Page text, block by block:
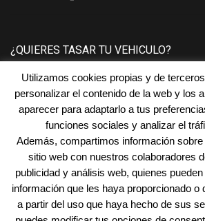
¿QUIERES TASAR TU VEHICULO?
Póngase en contacto con nosotros y le
vehículo sin ningún compromiso.
¿NECESITAS FINANCIACIÓN?
En Automóviles San Juan
que mejor se adapta a tus necesidades.
Utilizamos cookies propias y de
personalizar el contenido de la web y los
aparecer para adaptarlo a tus
funciones sociales y analizar el
Además, compartimos información
sitio web con nuestros colaboradores
publicidad y análisis web, quienes
información que les haya proporcionado o
a partir del uso que haya hecho de sus